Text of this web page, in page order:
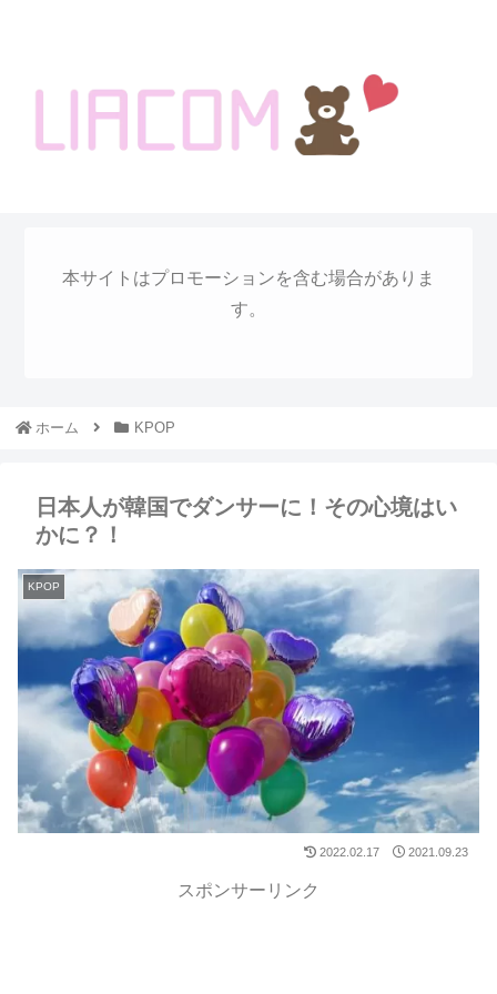
本サイトはプロモーションを含む場合がありま
す。
ホーム KPOP
日本人が韓国でダンサーに！その心境はい
かに？！
KPOP
2022.02.17 2021.09.23
スポンサーリンク